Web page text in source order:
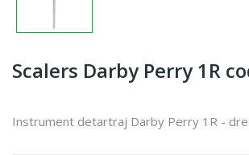
Scalers Darby Perry 1R
Instrument detartraj Darby Perry 1R -